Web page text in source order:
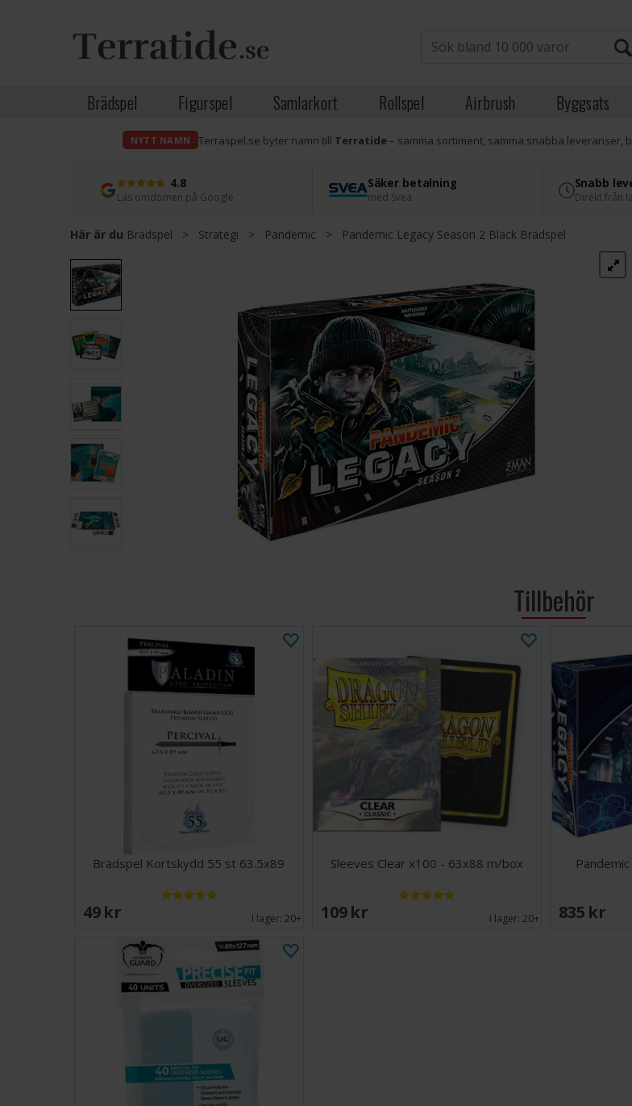
Brädspel Figurspel Samlarkort Rollspel Airbrush Byggsats
NYTT NAMN Terraspel.se byter namn till Terratide– samma sortiment, samma snabba leveranser,
4.8
Läs omdömen på Google
Säker betalning
med Svea
Snabb
Direkt från
Här är du Brädspel > Strategi > Pandemic > Pandemic Legacy Season 2 Black Brädspel
Tillbehör
Brädspel Kortskydd 55 st 63.5x89
49 SEK I lager:20+
Sleeves Clear x100 - 63x88 m/box
109 SEK I lager:20+ 835 SEK